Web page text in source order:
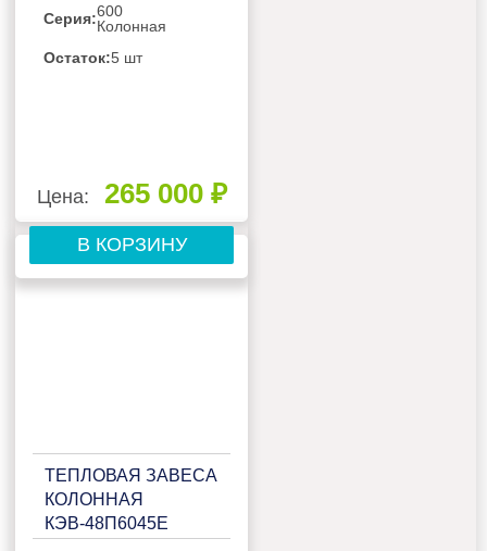
Серия:600
Колонная
Остаток:5 шт
Цена: 265 000 ₽
В КОРЗИНУ
ТЕПЛОВАЯ ЗАВЕСА
КОЛОННАЯ
КЭВ-48П6045Е